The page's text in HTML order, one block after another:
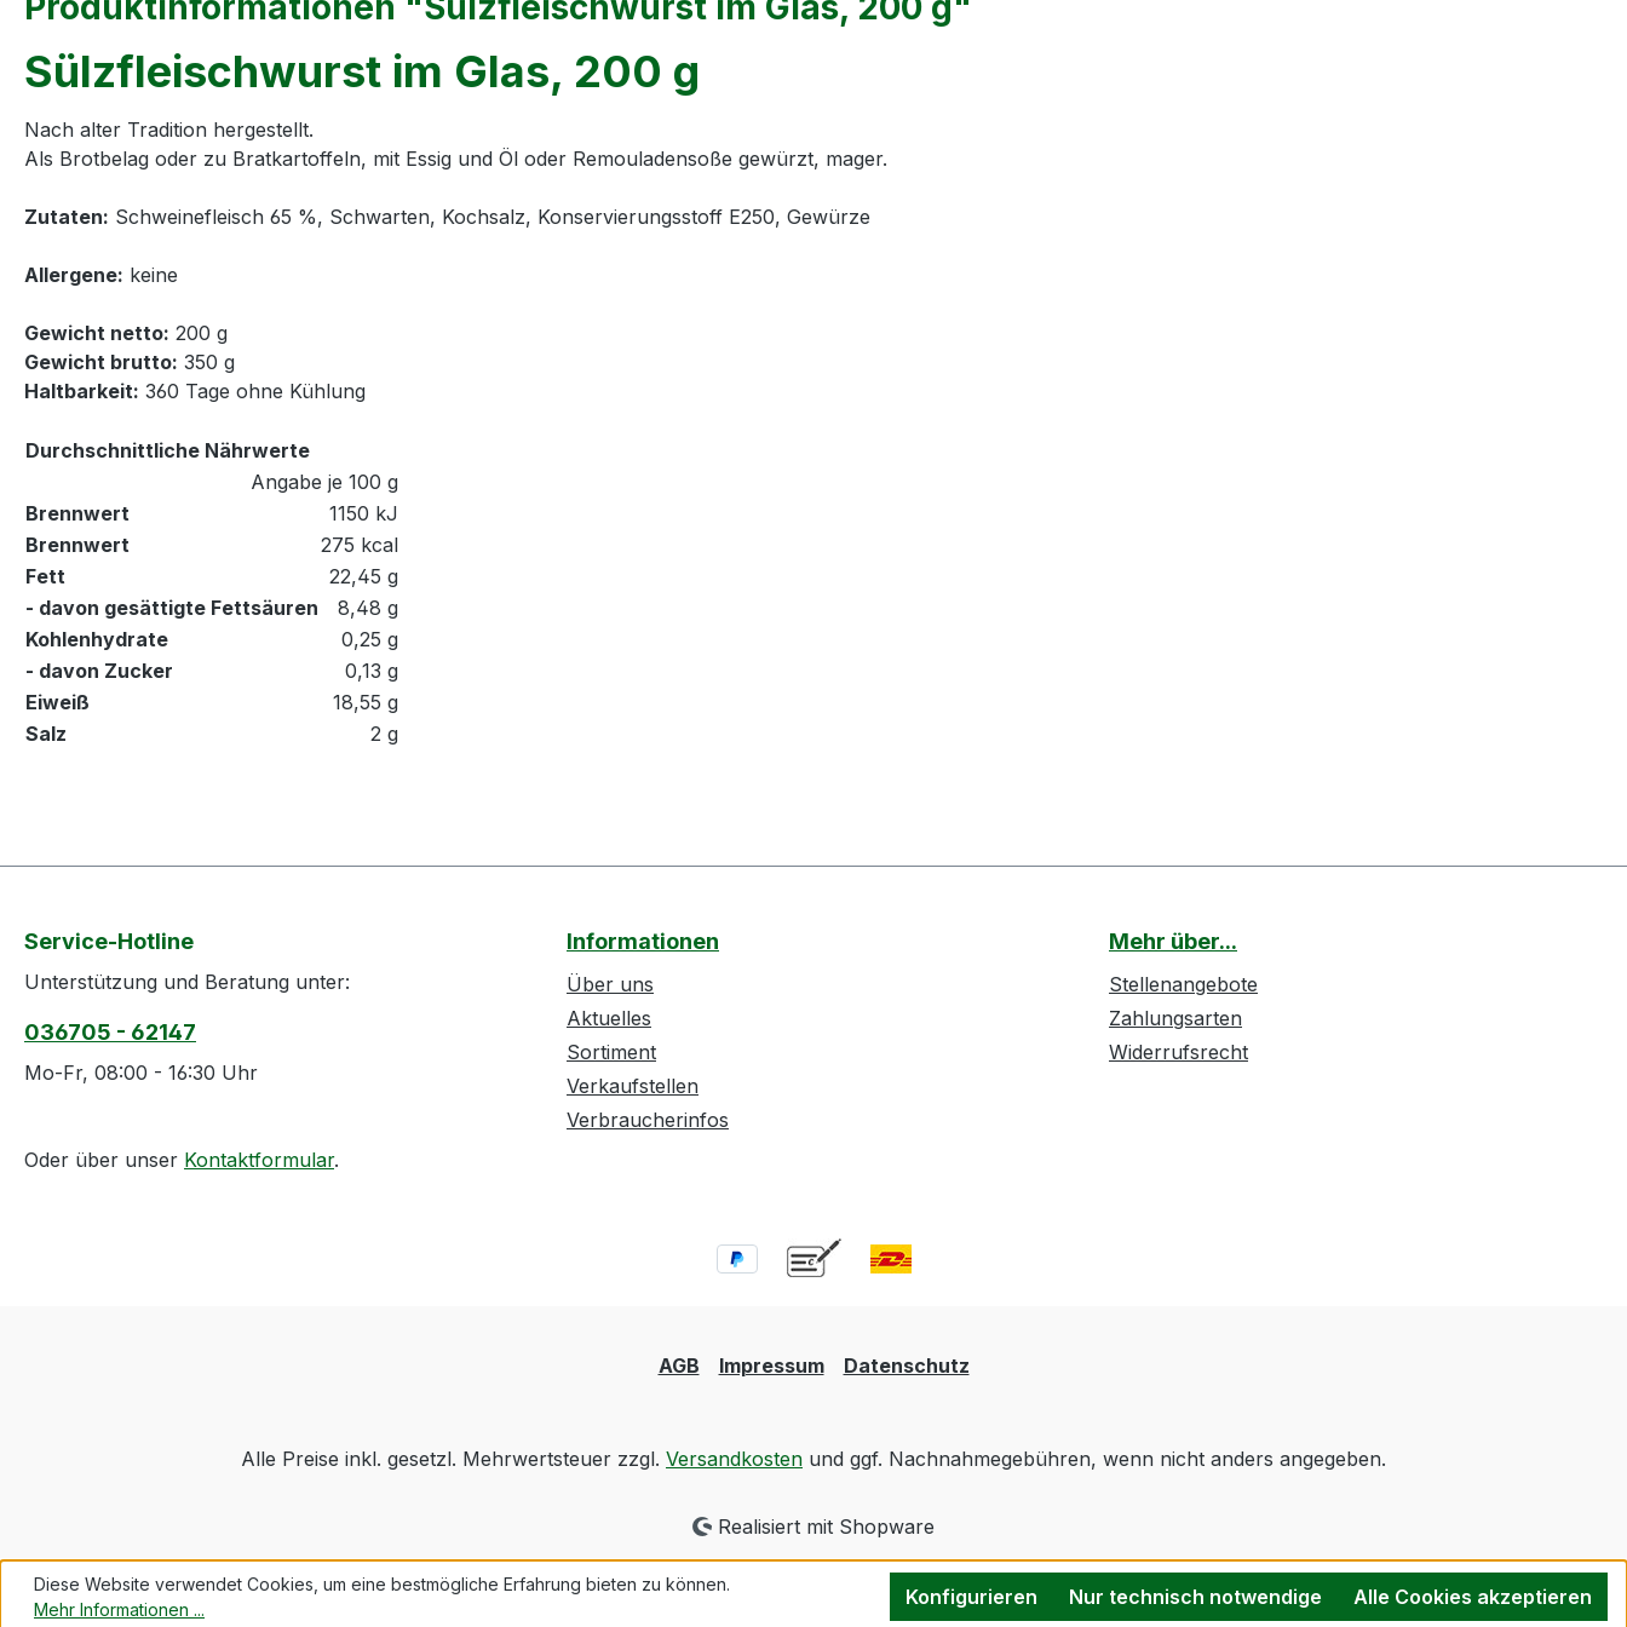
Sülzfleischwurst im Glas, 200 g
Nach alter Tradition hergestellt.
Als Brotbelag oder zu Bratkartoffeln, mit Essig und Öl oder Remouladensoße gewürzt, mager.
Zutaten: Schweinefleisch 65 %, Schwarten, Kochsalz, Konservierungsstoff E250, Gewürze
Allergene: keine
Gewicht netto: 200 g
Gewicht brutto: 350 g
Haltbarkeit: 360 Tage ohne Kühlung
Durchschnittliche Nährwerte
Angabe je 100 g
Brennwert
1150 kJ
Brennwert
275 kcal
Fett
22,45 g
- davon gesättigte Fettsäuren
8,48 g
Kohlenhydrate
0,25 g
- davon Zucker
0,13 g
Eiweiß
18,55 g
Salz
2 g
Service-Hotline
Unterstützung und Beratung unter:
036705 - 62147
Mo-Fr, 08:00 - 16:30 Uhr
Oder über unser Kontaktformular.
Informationen
Über uns
Aktuelles
Sortiment
Verkaufstellen
Verbraucherinfos
Mehr über...
Stellenangebote
Zahlungsarten
Widerrufsrecht
AGB Impressum Datenschutz
Alle Preise inkl. gesetzl. Mehrwertsteuer zzgl. Versandkosten und ggf. Nachnahmegebühren, wenn nicht anders angegeben.
Realisiert mit Shopware
Diese Website verwendet Cookies, um eine bestmögliche Erfahrung bieten zu können.
Mehr Informationen ...
Nur technisch notwendige
Konfigurieren Alle Cookies akzeptieren